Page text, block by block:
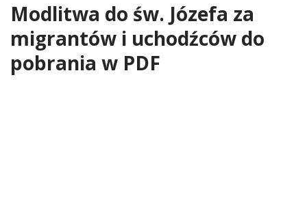
Modlitwa do św. Józefa za
migrantów i uchodźców do
pobrania w PDF